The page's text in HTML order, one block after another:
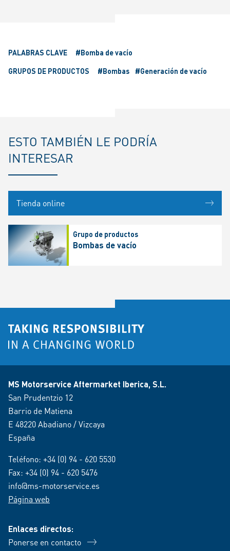
PALABRAS CLAVE
#Bomba de vacío
GRUPOS DE PRODUCTOS
#Bombas #Generación de vacío
ESTO TAMBIÉN LE PODRÍA
INTERESAR
Tienda online
Grupo de productos
Bombas de vacío
MS Motorservice Aftermarket Iberica, S.L.
San Prudentzio 12
Barrio de Matiena
E 48220 Abadiano / Vizcaya
España
Teléfono: +34 (0) 94 - 620 5530
Fax: +34 (0) 94 - 620 5476
info@ms-motorservice.es
Página web
Enlaces directos:
Ponerse en contacto